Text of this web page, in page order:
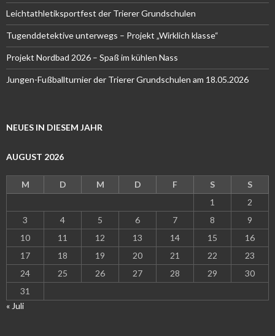
Leichtathletiksportfest der Trierer Grundschulen
Tugenddetektive unterwegs – Projekt „Wirklich klasse“
Projekt Nordbad 2026 – Spaß im kühlen Nass
Jungen-Fußballturnier der Trierer Grundschulen am 18.05.2026
NEUES IN DIESEM JAHR
AUGUST 2026
M D M D F S
S
1
2
3
4 5 6 7 8
9
10
11 12 13 14 15
16
17
18 19 20 21 22
23
24
25 26 27 28 29
30
31
« Juli